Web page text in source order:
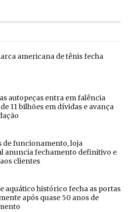
americana de tênis fecha
autopeças entra em falência
11 bilhões em dívidas e avança
de funcionamento, loja
anuncia fechamento definitivo e
clientes
aquático histórico fecha as portas
após quase 50 anos de